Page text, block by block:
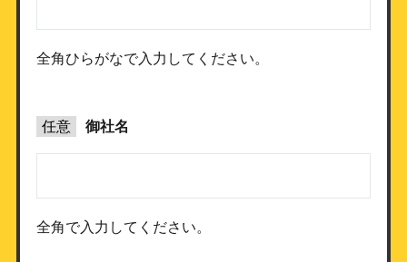
全角ひらがなで入力してください。
任意 御社名
全角で入力してください。